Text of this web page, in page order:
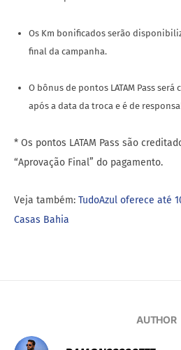
Os Km bonificados serão
final da campanha.
O bônus de pontos LATAM Pass
após a data da troca e é de
* Os pontos LATAM Pass são
“Aprovação Final” do pagamento.
Veja também: TudoAzul oferece até
Casas Bahia
AUTHOR